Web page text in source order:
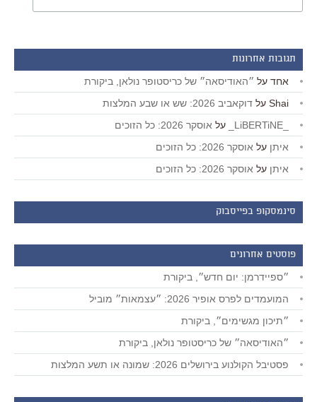
תגובות אחרונות
אחד על ״האודיסאה״ של כריסטופר נולאן, ביקורת
Shai על דוקאביב 2026: שש או שבע המלצות
על אוסקר 2026: כל הזוכים
איתן על אוסקר 2026: כל הזוכים
איתן על אוסקר 2026: כל הזוכים
סינמסקופ בפייסבוק
פוסטים אחרונים
״ספיידרמן: יום חדש״, ביקורת
המועמדים לפרס אופיר 2026: ״עצמאות״ מוביל
״תיכון מגשימים״, ביקורת
״האודיסאה״ של כריסטופר נולאן, ביקורת
פסטיבל הקולנוע בירושלים 2026: שמונה או תשע המלצות